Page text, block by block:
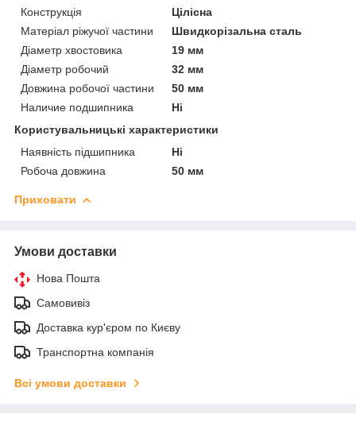
Конструкція
Цілісна
Матеріал ріжучої частини
Швидкорізальна сталь
Діаметр хвостовика
19 мм
Діаметр робочий
32 мм
Довжина робочої частини
50 мм
Наличие подшипника
Ні
Користувальницькі характеристики
Наявність підшипника
Ні
Робоча довжина
50 мм
Приховати
Умови доставки
Нова Пошта
Самовивіз
Доставка кур'єром по Києву
Транспортна компанія
Всі умови доставки